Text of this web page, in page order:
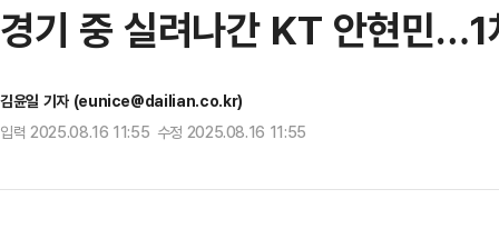
경기 중 실려나간 KT 안현민…1
김윤일 기자 (eunice@dailian.co.kr)
입력 2025.08.16 11:55 수정 2025.08.16 11:55